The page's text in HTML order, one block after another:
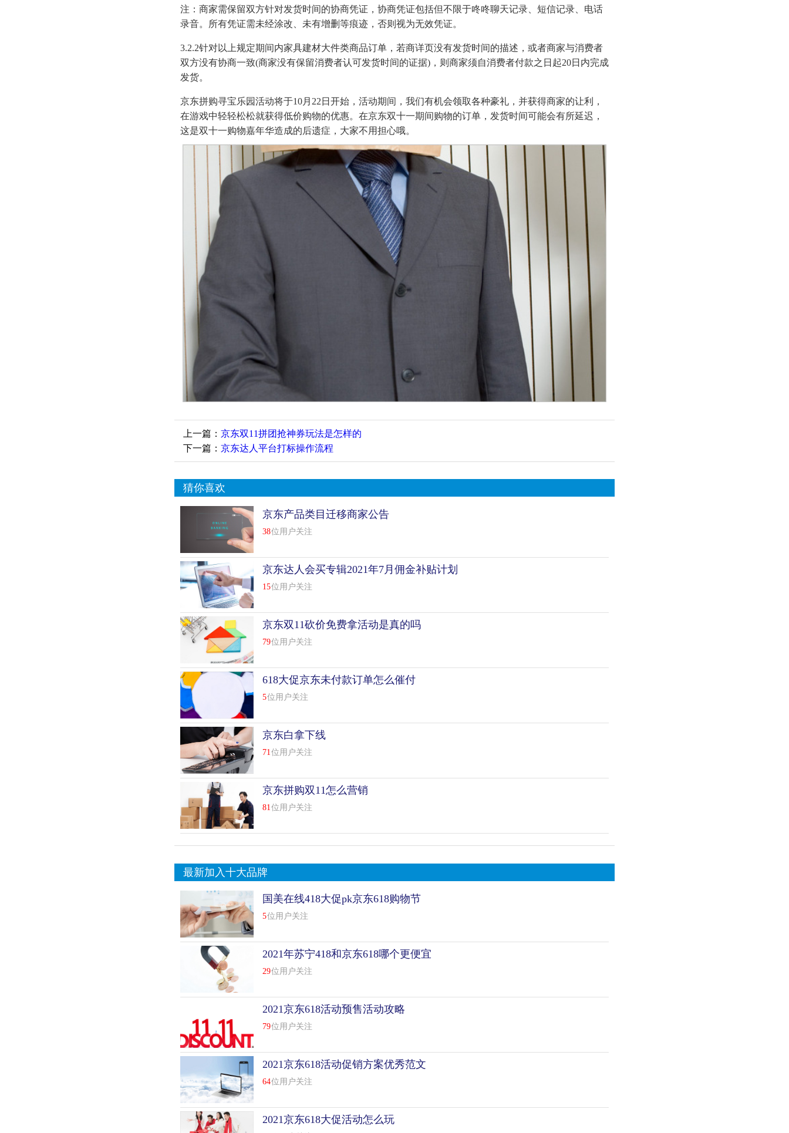
注：商家需保留双方针对发货时间的协商凭证，协商凭证包括但不限于咚咚聊天记录、短信记录、电话
录音。所有凭证需未经涂改、未有增删等痕迹，否则视为无效凭证。
3.2.2针对以上规定期间内家具建材大件类商品订单，若商详页没有发货时间的描述，或者商家与消费者
双方没有协商一致(商家没有保留消费者认可发货时间的证据)，则商家须自消费者付款之日起20日内完成
发货。
京东拼购寻宝乐园活动将于10月22日开始，活动期间，我们有机会领取各种豪礼，并获得商家的让利，
在游戏中轻轻松松就获得低价购物的优惠。在京东双十一期间购物的订单，发货时间可能会有所延迟，
这是双十一购物嘉年华造成的后遗症，大家不用担心哦。
上一篇： 京东双11拼团抢神券玩法是怎样的
下一篇： 京东达人平台打标操作流程
猜你喜欢
京东产品类目迁移商家公告
38位用户关注
京东达人会买专辑2021年7月佣金补贴计划
15位用户关注
京东双11砍价免费拿活动是真的吗
79位用户关注
618大促京东未付款订单怎么催付
5位用户关注
京东白拿下线
71位用户关注
京东拼购双11怎么营销
81位用户关注
最新加入十大品牌
国美在线418大促pk京东618购物节
5位用户关注
2021年苏宁418和京东618哪个更便宜
29位用户关注
2021京东618活动预售活动攻略
79位用户关注
2021京东618活动促销方案优秀范文
64位用户关注
2021京东618大促活动怎么玩